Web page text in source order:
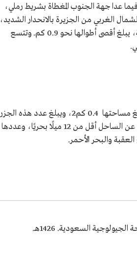
عدا جهة الجنوب المغطاة بشريط رملي،
نحو 76 م. تتصف الجبال في الشمال الغربي من الجزيرة بالانحدار الشديد،
وتتخذ سواحلها هيئة الجروف الصخرية والحافات باستثناء جهتها الجنوبية، يبلغ أقصى أطوالها نحو 0.9 كم. وتتسع
تصنف جزيرة لبنة ضمن الجزر السعودية الصغيرة في البحر الأحمر، إذ تبلغ مساحتها 0.4 كم2، ويبلغ عدد هذه الجزر
1075 جزيرة، بنسبة 93.5%، كما تدخل جزيرة لبنة ضمن الجزر التي تبعد عن الساحل أقل من 12 ميلًا بحريًا، وعددها
السعودية. 1426هـ.